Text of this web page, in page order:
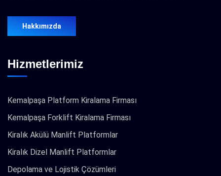
Hakkımızda
Hizmetlerimiz
Kemalpaşa Platform Kiralama Firması
Kemalpaşa Forklift Kiralama Firması
Kiralık Akülü Manlift Platformlar
Kiralık Dizel Manlift Platformlar
Depolama ve Lojistik Çözümleri